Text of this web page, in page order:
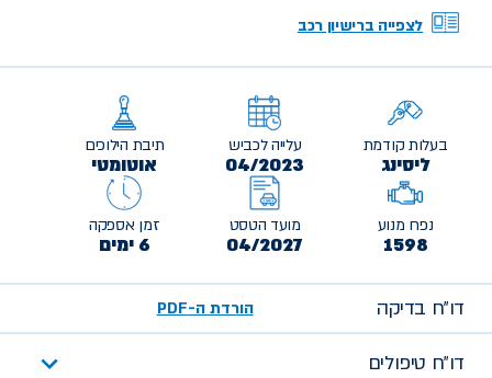
לצפייה ברישיון רכב
בעלות קודמת
ליסינג
עלייה לכביש
04/2023
תיבת הילוכים
אוטומטי
נפח מנוע
1598
מועד הטסט
04/2027
זמן אספקה
6 ימים
דו״ח בדיקה הורדת ה-PDF
דו״ח טיפולים